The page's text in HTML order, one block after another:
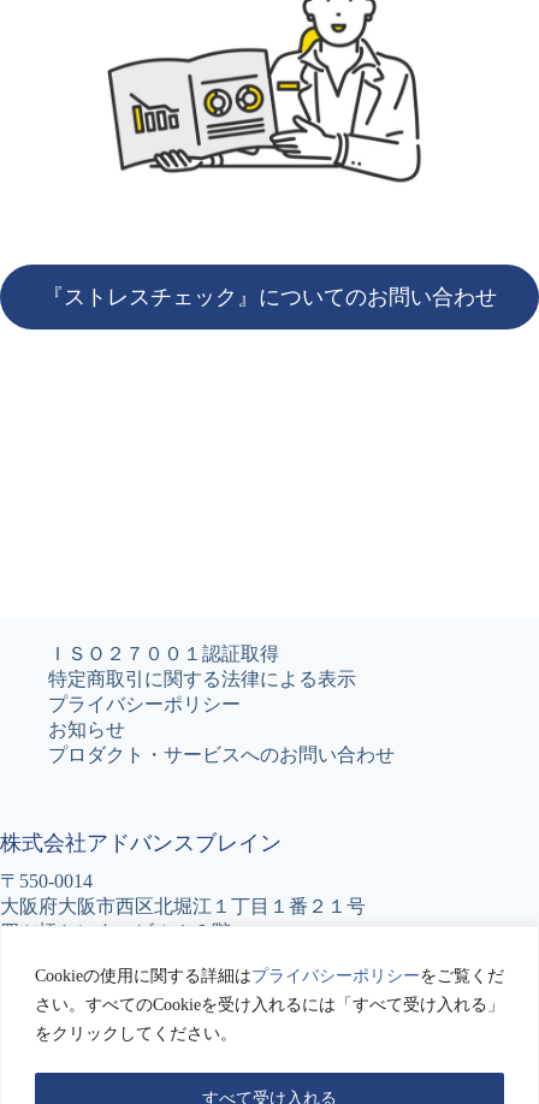
Cookieの使用に関する詳細はプライバシーポリシーをご覧くだ
さい。すべてのCookieを受け入れるには「すべて受け入れる」
をクリックしてください。
すべて受け入れる
『ストレスチェック』についてのお問い合わせ
ＩＳＯ２７００１認証取得
特定商取引に関する法律による表示
プライバシーポリシー
お知らせ
プロダクト・サービスへのお問い合わせ
株式会社アドバンスブレイン
〒550-0014
大阪府大阪市西区北堀江１丁目１番２１号
四ツ橋センタービル１０階
FAX : 06-6531-5776
アドバンスブレインへのお問い合わせ
Copyright © 2026 Advance BRain Co.LTD. All Rights
Reserved.